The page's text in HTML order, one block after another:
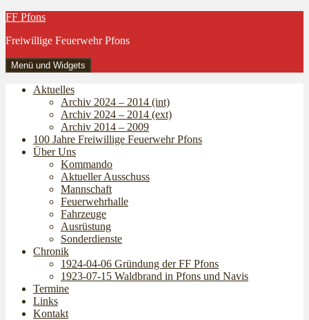
Zum
springen
FF Pfons
Freiwillige Feuerwehr Pfons
Menü und Widgets
Aktuelles
Archiv 2024 – 2014 (int)
Archiv 2024 – 2014 (ext)
Archiv 2014 – 2009
100 Jahre Freiwillige Feuerwehr Pfons
Über Uns
Kommando
Aktueller Ausschuss
Mannschaft
Feuerwehrhalle
Fahrzeuge
Ausrüstung
Sonderdienste
Chronik
1924-04-06 Gründung der FF Pfons
1923-07-15 Waldbrand in Pfons und Navis
Termine
Links
Kontakt